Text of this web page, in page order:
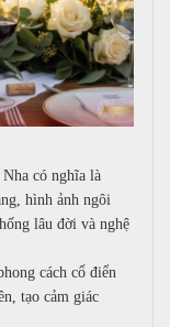
có nghĩa là
hình ảnh ngôi
lâu đời và nghệ
cách cổ điển
tạo cảm giác